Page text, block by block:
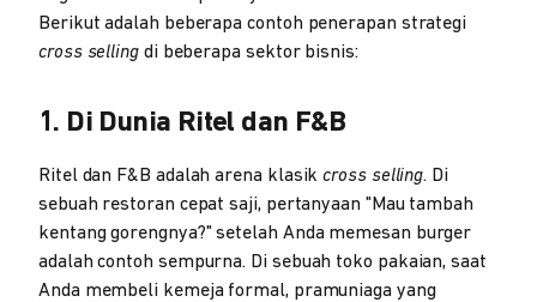
Berikut adalah beberapa contoh penerapan strategi
cross sellingdi beberapa sektor bisnis:
1. Di Dunia Ritel dan F&B
Ritel dan F&B adalah arena klasikcross selling. Di
sebuah restoran cepat saji, pertanyaan "Mau tambah
kentang gorengnya?" setelah Anda memesan burger
adalah contoh sempurna. Di sebuah toko pakaian, saat
Anda membeli kemeja formal, pramuniaga yang